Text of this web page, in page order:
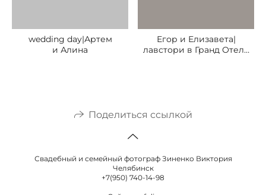
wedding day|Артем
и Алина
Егор и Елизавета|
лавстори в Гранд Отеле
Поделиться ссылкой
Свадебный и семейный фотограф Зиненко Виктория
Челябинск
+7(950) 740-14-98